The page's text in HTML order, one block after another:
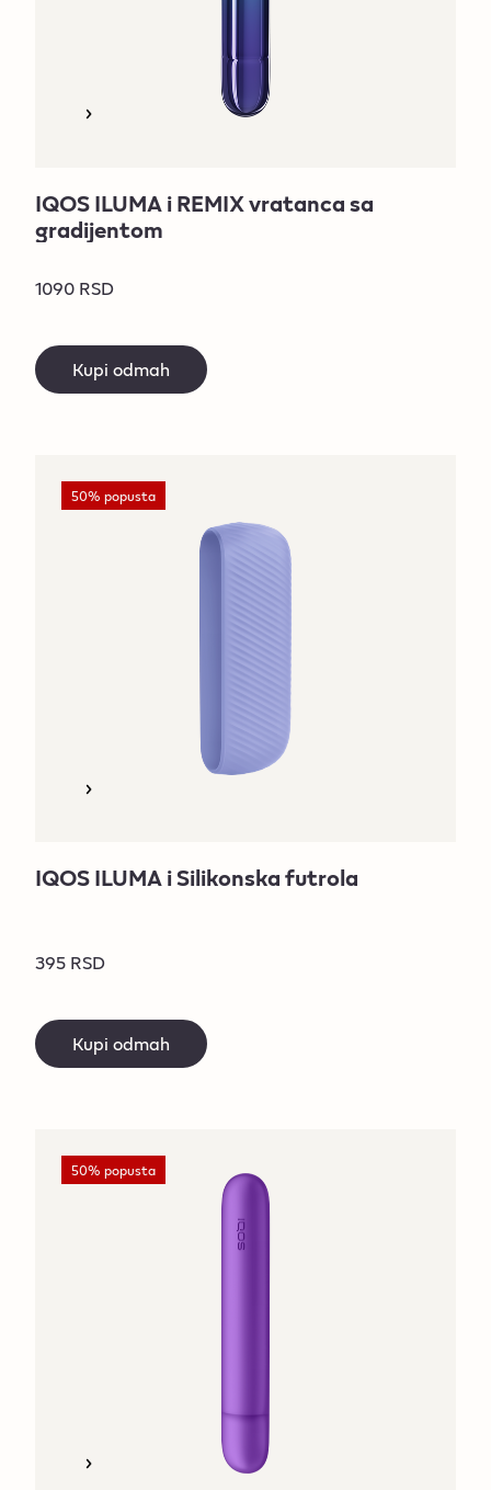
IQOS ILUMA i REMIX vratanca sa
gradijentom
1090 RSD
Kupi odmah
50% popusta
IQOS ILUMA i Silikonska futrola
395 RSD
Kupi odmah
50% popusta